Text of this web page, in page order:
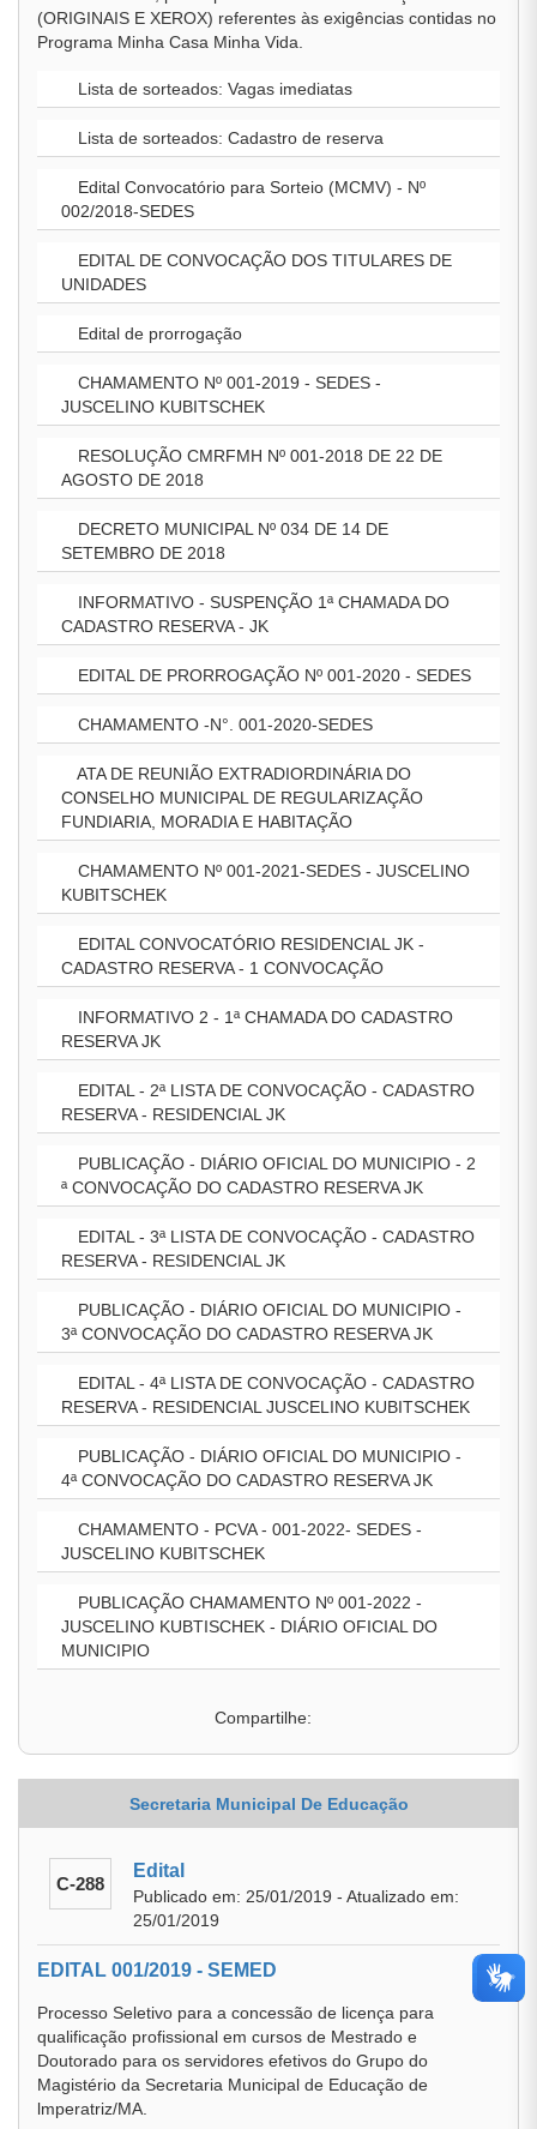
(ORIGINAIS E XEROX) referentes às exigências contidas no
Programa Minha Casa Minha Vida.
Lista de sorteados: Vagas imediatas
Lista de sorteados: Cadastro de reserva
Edital Convocatório para Sorteio (MCMV) - Nº
002/2018-SEDES
EDITAL DE CONVOCAÇÃO DOS TITULARES DE
UNIDADES
Edital de prorrogação
CHAMAMENTO Nº 001-2019 - SEDES -
JUSCELINO KUBITSCHEK
RESOLUÇÃO CMRFMH Nº 001-2018 DE 22 DE
AGOSTO DE 2018
DECRETO MUNICIPAL Nº 034 DE 14 DE
SETEMBRO DE 2018
INFORMATIVO - SUSPENÇÃO 1ª CHAMADA DO
CADASTRO RESERVA - JK
EDITAL DE PRORROGAÇÃO Nº 001-2020 - SEDES
CHAMAMENTO -N°. 001-2020-SEDES
ATA DE REUNIÃO EXTRADIORDINÁRIA DO
CONSELHO MUNICIPAL DE REGULARIZAÇÃO
FUNDIARIA, MORADIA E HABITAÇÃO
CHAMAMENTO Nº 001-2021-SEDES - JUSCELINO
KUBITSCHEK
EDITAL CONVOCATÓRIO RESIDENCIAL JK -
CADASTRO RESERVA - 1 CONVOCAÇÃO
INFORMATIVO 2 - 1ª CHAMADA DO CADASTRO
RESERVA JK
EDITAL - 2ª LISTA DE CONVOCAÇÃO - CADASTRO
RESERVA - RESIDENCIAL JK
PUBLICAÇÃO - DIÁRIO OFICIAL DO MUNICIPIO - 2
ª CONVOCAÇÃO DO CADASTRO RESERVA JK
EDITAL - 3ª LISTA DE CONVOCAÇÃO - CADASTRO
RESERVA - RESIDENCIAL JK
PUBLICAÇÃO - DIÁRIO OFICIAL DO MUNICIPIO -
3ª CONVOCAÇÃO DO CADASTRO RESERVA JK
EDITAL - 4ª LISTA DE CONVOCAÇÃO - CADASTRO
RESERVA - RESIDENCIAL JUSCELINO KUBITSCHEK
PUBLICAÇÃO - DIÁRIO OFICIAL DO MUNICIPIO -
4ª CONVOCAÇÃO DO CADASTRO RESERVA JK
CHAMAMENTO - PCVA - 001-2022- SEDES -
JUSCELINO KUBITSCHEK
PUBLICAÇÃO CHAMAMENTO Nº 001-2022 -
JUSCELINO KUBTISCHEK - DIÁRIO OFICIAL DO
MUNICIPIO
Compartilhe:
Secretaria Municipal De Educação
C-288
Edital
Publicado em: 25/01/2019 - Atualizado em:
25/01/2019
EDITAL 001/2019 - SEMED
Processo Seletivo para a concessão de licença para
qualificação profissional em cursos de Mestrado e
Doutorado para os servidores efetivos do Grupo do
Magistério da Secretaria Municipal de Educação de
lmperatriz/MA.